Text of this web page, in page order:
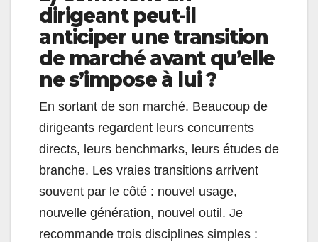
dirigeant peut-il
anticiper une transition
de marché avant qu’elle
ne s’impose à lui ?
En sortant de son marché. Beaucoup de
dirigeants regardent leurs concurrents
directs, leurs benchmarks, leurs études de
branche. Les vraies transitions arrivent
souvent par le côté : nouvel usage,
nouvelle génération, nouvel outil. Je
recommande trois disciplines simples :